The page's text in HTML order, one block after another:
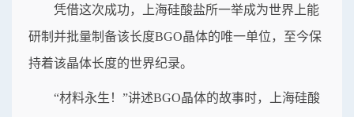
凭借这次成功，上海硅酸盐所一举成为世界上能
研制并批量制备该长度BGO晶体的唯一单位，至今保
持着该晶体长度的世界纪录。
“材料永生！”讲述BGO晶体的故事时，上海硅酸